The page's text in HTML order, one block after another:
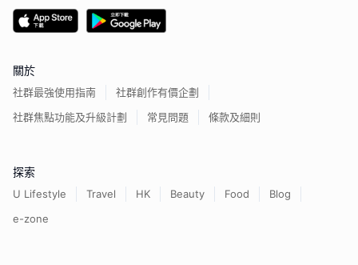
關於
社群最強使用指南
社群創作有價企劃
社群焦點功能及升級計劃
常見問題 條款及細則
探索
U Lifestyle Travel HK Beauty Food
Blog
e-zone